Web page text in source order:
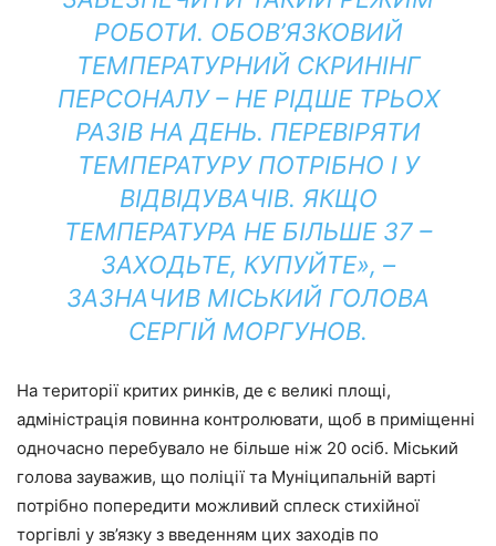
РОБОТИ. ОБОВ’ЯЗКОВИЙ
ТЕМПЕРАТУРНИЙ СКРИНІНГ
ПЕРСОНАЛУ – НЕ РІДШЕ ТРЬОХ
РАЗІВ НА ДЕНЬ. ПЕРЕВІРЯТИ
ТЕМПЕРАТУРУ ПОТРІБНО І У
ВІДВІДУВАЧІВ. ЯКЩО
ТЕМПЕРАТУРА НЕ БІЛЬШЕ 37 –
ЗАХОДЬТЕ, КУПУЙТЕ», –
ЗАЗНАЧИВ МІСЬКИЙ ГОЛОВА
СЕРГІЙ МОРГУНОВ.
На території критих ринків, де є великі площі,
адміністрація повинна контролювати, щоб в приміщенні
одночасно перебувало не більше ніж 20 осіб. Міський
голова зауважив, що поліції та Муніципальній варті
потрібно попередити можливий сплеск стихійної
торгівлі у зв’язку з введенням цих заходів по